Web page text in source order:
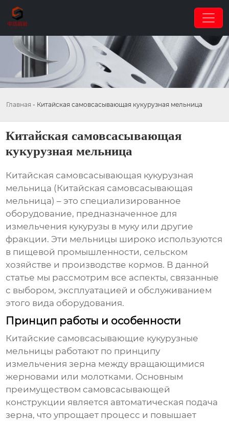
Главная - Китайская самовсасывающая кукурузная мельница
Китайская самовсасывающая
кукурузная мельница
Китайская самовсасывающая кукурузная
мельница (Китайская самовсасывающая
мельница) – это специализированное
оборудование, предназначенное для
измельчения кукурузы в муку или другие
фракции. Эти мельницы широко используются
в пищевой промышленности, сельском
хозяйстве и производстве кормов. В данной
статье мы рассмотрим все аспекты, связанные
с выбором, эксплуатацией и обслуживанием
этого вида оборудования.
Принцип работы и особенности
Китайские самовсасывающие кукурузные
мельницы работают по принципу
измельчения зерна между вращающимися
жерновами или молотками. Основным
преимуществом самовсасывающей
конструкции является автоматическая подача
зерна, что упрощает процесс и повышает